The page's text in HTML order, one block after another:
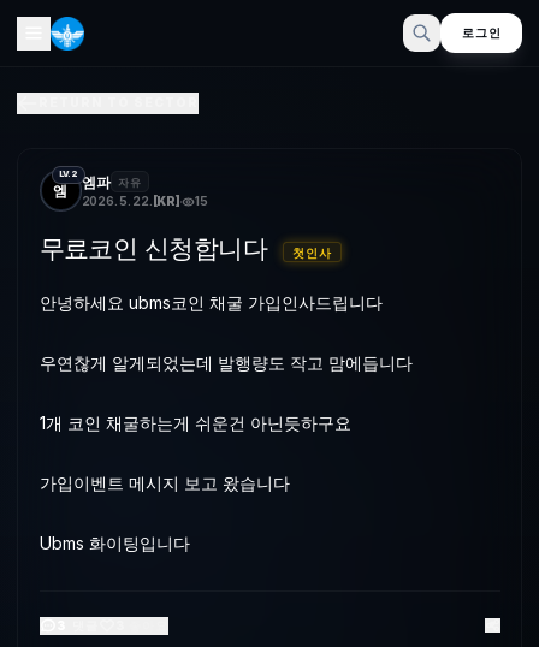
로그인
엠
LV.2 엠파 자유
2026. 5. 22. [KR] 15
무료코인 신청합니다 첫인사
안녕하세요 ubms코인 채굴 가입인사드립니다
우연찮게 알게되었는데 발행량도 작고 맘에듭니다
1개 코인 채굴하는게 쉬운건 아닌듯하구요
가입이벤트 메시지 보고 왔습니다
Ubms 화이팅입니다